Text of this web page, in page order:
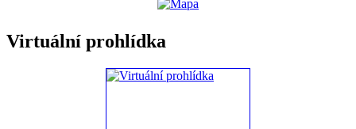
Virtuální prohlídka